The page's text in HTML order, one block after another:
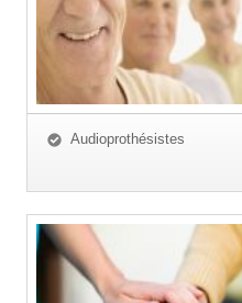
Audioprothésistes